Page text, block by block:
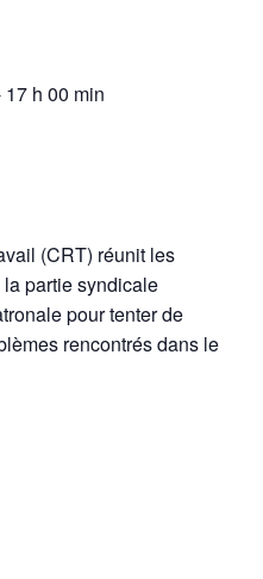
17 h 00 min
(CRT) réunit les
partie syndicale
pour tenter de
rencontrés dans le